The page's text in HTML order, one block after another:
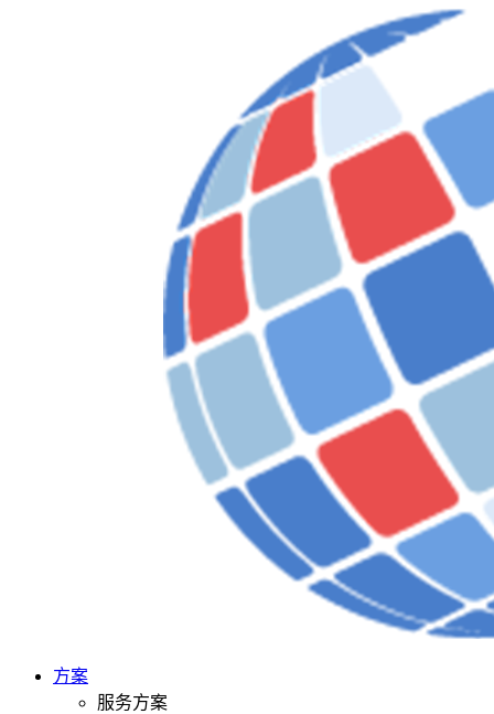
方案
服务方案